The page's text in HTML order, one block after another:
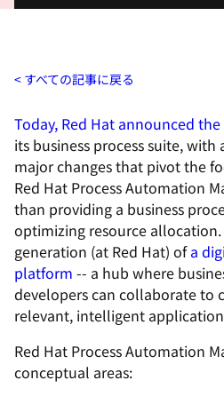
すべての記事に戻る
Today, Red Hat announced
its business process suite, with
major changes that pivot the
Red Hat Process Automation
than providing a business
optimizing resource
generation (at Red Hat) ofa
platform -- a hub where
developers can collaborate to
relevant, intelligent
Red Hat Process Automation
conceptual areas: